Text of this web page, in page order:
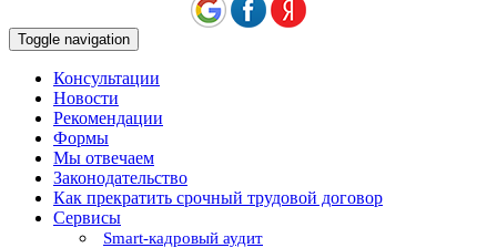
Toggle navigation
Консультации
Новости
Рекомендации
Формы
Мы отвечаем
Законодательство
Как прекратить срочный трудовой договор
Сервисы
Smart-кадровый аудит